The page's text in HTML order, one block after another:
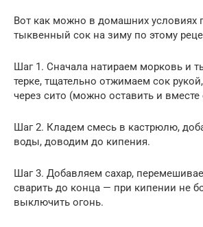
Вот как можно в домашних условиях
тыквенный сок на зиму по этому
Шаг 1. Сначала натираем морковь и
терке, тщательно отжимаем сок
через сито (можно оставить и
Шаг 2. Кладем смесь в кастрюлю,
воды, доводим до кипения.
Шаг 3. Добавляем сахар,
сварить до конца — при кипении не
выключить огонь.